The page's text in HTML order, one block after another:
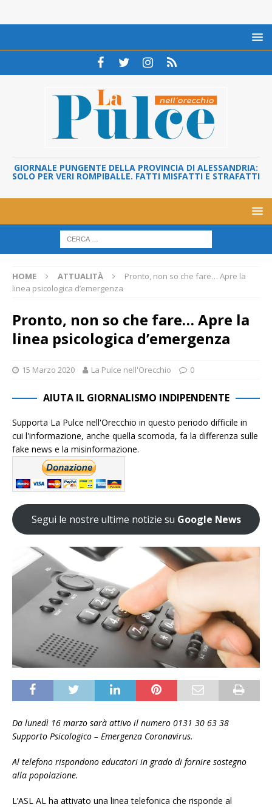
GIORNALE PUNGENTE DELLA PROVINCIA DI ALESSANDRIA:
SOLO PER VERI ROMPIBALLE. FATTI MISFATTI E STRAFATTI
HOME ATTUALITÀ
Pronto, non so che fare… Apre la
linea psicologica d’emergenza
Pronto, non so che fare… Apre la
linea psicologica d’emergenza
15 Marzo 2020 La Pulce nell'Orecchio 0
AIUTA IL GIORNALISMO INDIPENDENTE
Supporta La Pulce nell'Orecchio in questo periodo difficile in
cui l'informazione, anche quella scomoda, fa la differenza sulle
fake news e la misinformazione.
Segui le nostre ultime notizie su Google News
Da lunedì 16 marzo sarà attivo il numero 0131 30 63 38
Supporto Psicologico – Emergenza Coronavirus.
Al telefono rispondono educatori in grado di fornire sostegno
alla popolazione.
L’ASL AL ha attivato una linea telefonica che risponde al